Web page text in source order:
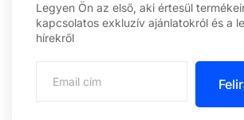
Legyen Ön az első, aki értesül
kapcsolatos exkluzív ajánlatokról és a
hírekről